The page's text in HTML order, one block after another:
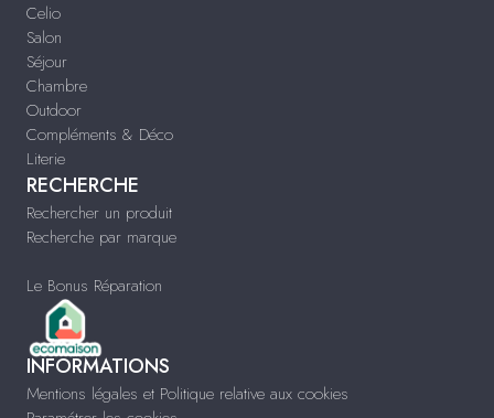
Celio
Salon
Séjour
Chambre
Outdoor
Compléments & Déco
Literie
RECHERCHE
Rechercher un produit
Recherche par marque
Le Bonus Réparation
INFORMATIONS
Mentions légales et Politique relative aux cookies